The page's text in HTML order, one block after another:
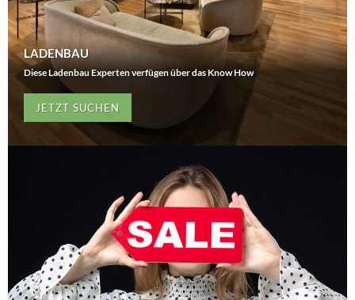
LADENBAU
Diese Ladenbau Experten verfügen über das Know How
JETZT SUCHEN